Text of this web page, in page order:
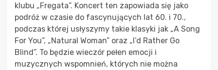
klubu „Fregata”. Koncert ten zapowiada się jako
podróż w czasie do fascynujących lat 60. i 70.,
podczas której usłyszymy takie klasyki jak „A Song
For You”, „Natural Woman” oraz „I’d Rather Go
Blind”. To będzie wieczór pełen emocji i
muzycznych wspomnień, których nie można